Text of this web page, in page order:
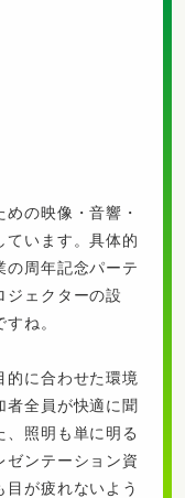
の映像・音響・
ています。具体的
の周年記念パーテ
ジェクターの設
ね。
的に合わせた環境
者全員が快適に聞
、照明も単に明る
ゼンテーション資
が疲れないよう